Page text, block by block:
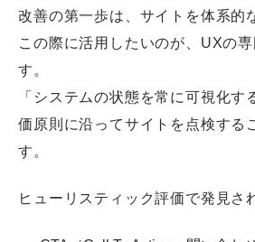
改善の第一歩は、サイトを体系的
この際に活用したいのが、UXの
す。
「システムの状態を常に可視化
価原則に沿ってサイトを点検する
す。
ヒューリスティック評価で発見さ